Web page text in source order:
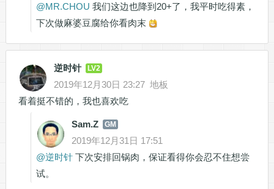
@MR.CHOU 我们这边也降到20+了，我平时吃得素，
下次做麻婆豆腐给你看肉末
逆时针 LV2
2019年12月30日 23:27 地板
看着挺不错的，我也喜欢吃
Sam.Z GM
2019年12月31日 17:51
@逆时针下次安排回锅肉，保证看得你会忍不住想尝
试。